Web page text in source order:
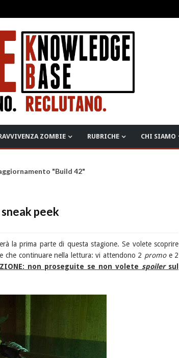
ZOMBIE RUBRICHE CHI SIAMO
"Build 42"
peek
la prima parte di questa stagione. Se volete scoprire
che continuare nella lettura: vi attendono 2 promoe 2
non proseguite se non volete spoilersul